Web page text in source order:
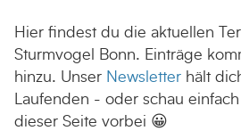
Hier findest du die aktuellen
Sturmvogel Bonn. Einträge
hinzu. Unser Newsletter hält
Laufenden - oder schau
dieser Seite vorbei 😀